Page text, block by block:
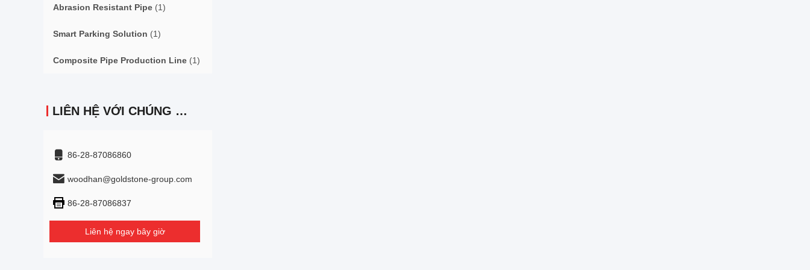
Abrasion Resistant Pipe (1)
Smart Parking Solution (1)
Composite Pipe Production Line (1)
LIÊN HỆ VỚI CHÚNG TÔI
86-28-87086860
woodhan@goldstone-group.com
86-28-87086837
Liên hệ ngay bây giờ